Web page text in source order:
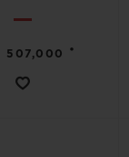
507,000 •